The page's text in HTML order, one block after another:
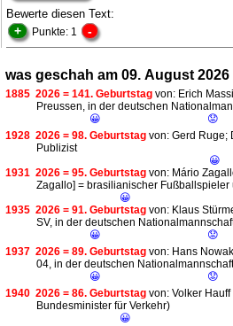
Bewerte diesen Text:
+ Punkte: 1 -
was geschah am 09. August 2026
1885 2026 = 141. Geburtstag von: Erich
Preussen, in der deutschen
😀
😟
1928 2026 = 98. Geburtstag von: Gerd Ruge;
Publizist
😀
1931 2026 = 95. Geburtstag von: Mário
Zagallo] = brasilianischer Fußballspieler
😀
1935 2026 = 91. Geburtstag von: Klaus
SV, in der deutschen
😀
😟
1937 2026 = 89. Geburtstag von: Hans
04, in der deutschen
😀
😟
1940 2026 = 86. Geburtstag von: Volker
Bundesminister für Verkehr)
😀